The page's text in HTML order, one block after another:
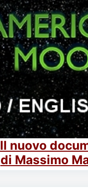
Il nuovo
di Massimo